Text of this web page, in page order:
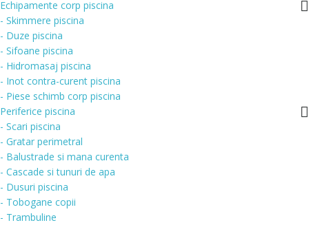
Echipamente corp piscina
- Skimmere piscina
- Duze piscina
- Sifoane piscina
- Hidromasaj piscina
- Inot contra-curent piscina
- Piese schimb corp piscina
Periferice piscina
- Scari piscina
- Gratar perimetral
- Balustrade si mana curenta
- Cascade si tunuri de apa
- Dusuri piscina
- Tobogane copii
- Trambuline